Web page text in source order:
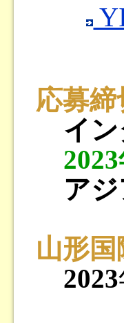
応募締
イ
アジ
山形
2023